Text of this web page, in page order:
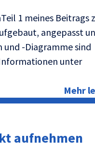
1 meines Beitrags
angepasst
-Diagramme sind
unter
Mehr
aufnehmen